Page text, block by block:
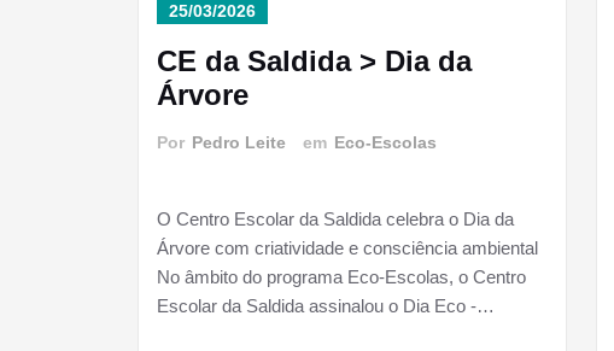
25/03/2026
CE da Saldida > Dia da
Árvore
Por Pedro Leite em Eco-Escolas
O Centro Escolar da Saldida celebra o Dia da
Árvore com criatividade e consciência ambiental
No âmbito do programa Eco-Escolas, o Centro
Escolar da Saldida assinalou o Dia Eco -…